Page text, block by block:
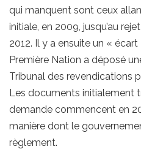
qui manquent sont ceux
initiale, en 2009, jusqu’au
2012. Il y a ensuite un «
Première Nation a déposé
Tribunal des revendications
Les documents initialement
demande commencent en
manière dont le
règlement.